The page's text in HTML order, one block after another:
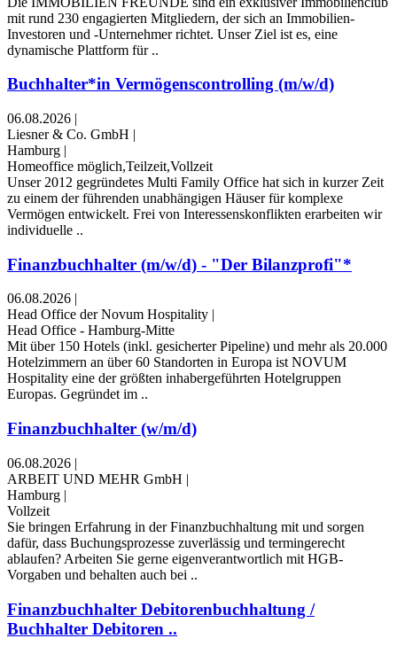
mit rund 230 engagierten Mitgliedern, der sich an Immobilien-
Investoren und -Unternehmer richtet. Unser Ziel ist es, eine
dynamische Plattform für ..
Buchhalter*in Vermögenscontrolling (m/w/d)
06.08.2026 |
Liesner & Co. GmbH |
Hamburg |
Homeoffice möglich,Teilzeit,Vollzeit
Unser 2012 gegründetes Multi Family Office hat sich in kurzer Zeit
zu einem der führenden unabhängigen Häuser für komplexe
Vermögen entwickelt. Frei von Interessenskonflikten erarbeiten wir
individuelle ..
Finanzbuchhalter (m/w/d) - "Der Bilanzprofi"*
06.08.2026
Head Office der Novum Hospitality
Head Office - Hamburg-Mitte
Mit über 150 Hotels (inkl. gesicherter Pipeline) und mehr als 20.000
Hotelzimmern an über 60 Standorten in Europa ist NOVUM
Hospitality eine der größten inhabergeführten Hotelgruppen
Europas. Gegründet im ..
Finanzbuchhalter (w/m/d)
06.08.2026 |
ARBEIT UND MEHR GmbH |
Hamburg |
Vollzeit
Sie bringen Erfahrung in der Finanzbuchhaltung mit und sorgen
dafür, dass Buchungsprozesse zuverlässig und termingerecht
ablaufen? Arbeiten Sie gerne eigenverantwortlich mit HGB-
Vorgaben und behalten auch bei ..
Finanzbuchhalter Debitorenbuchhaltung /
Buchhalter Debitoren ..